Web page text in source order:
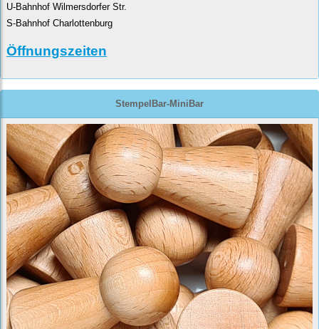
U-Bahnhof Wilmersdorfer Str.
S-Bahnhof Charlottenburg
Öffnungszeiten
StempelBar-MiniBar